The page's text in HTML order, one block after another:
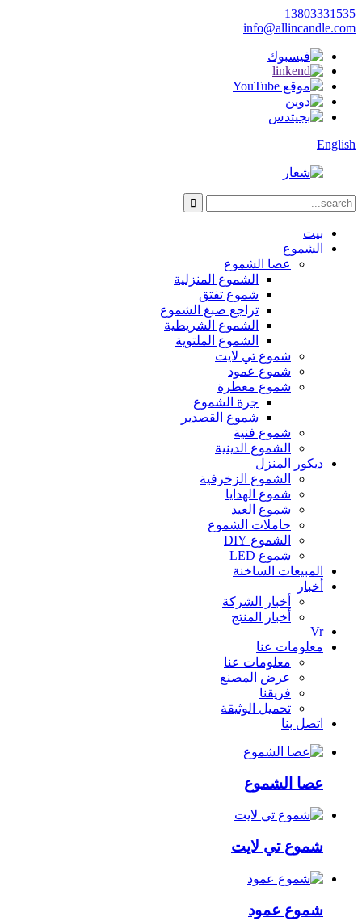
13803331535
info@allincandle.com
English
بيت
الشموع
عصا الشموع
الشموع المنزلية
شموع تفتق
تراجع صبغ الشموع
الشموع الشريطية
الشموع الملتوية
شموع تي لايت
شموع عمود
شموع معطرة
جرة الشموع
شموع القصدير
شموع فنية
الشموع الدينية
ديكور المنزل
الشموع الزخرفية
شموع الهدايا
شموع العيد
حاملات الشموع
الشموع DIY
شموع LED
المبيعات الساخنة
أخبار
أخبار الشركة
أخبار المنتج
Vr
معلومات عنا
معلومات عنا
عرض المصنع
فريقنا
تحميل الوثيقة
اتصل بنا
عصا الشموع
شموع تي لايت
شموع عمود